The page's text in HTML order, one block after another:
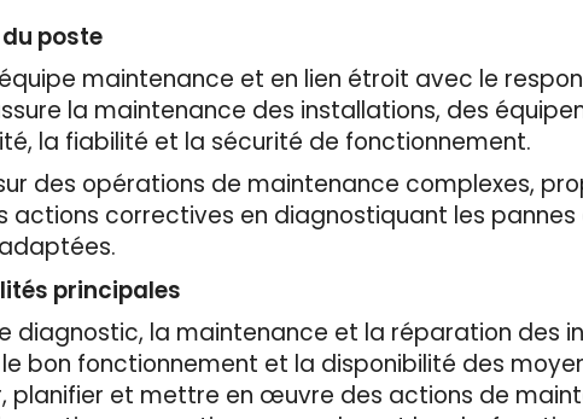
poste
maintenance et en lien étroit avec le
la maintenance des installations, des
la fiabilité et la sécurité de fonctionnement.
des opérations de maintenance complexes,
actions correctives en diagnostiquant les
principales
diagnostic, la maintenance et la réparation des
bon fonctionnement et la disponibilité des
planifier et mettre en œuvre des actions de